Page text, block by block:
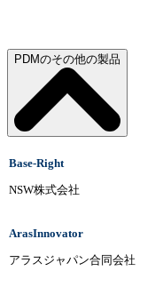
PDMのその他の製品
Base-Right
NSW株式会社
ArasInnovator
アラスジャパン合同会社